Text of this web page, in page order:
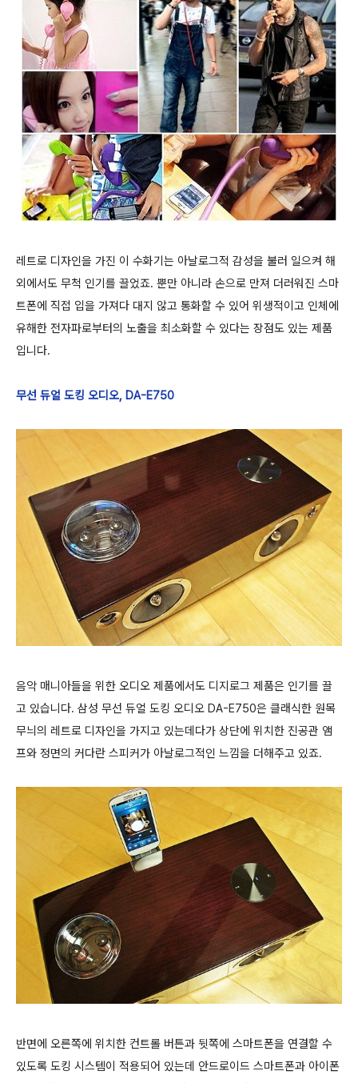
레트로 디자인을 가진 이 수화기는 아날로그적 감성을 불러 일으켜 해
외에서도 무척 인기를 끌었죠. 뿐만 아니라 손으로 만져 더러워진 스마
트폰에 직접 입을 가져다 대지 않고 통화할 수 있어 위생적이고 인체에
유해한 전자파로부터의 노출을 최소화할 수 있다는 장점도 있는 제품
입니다.
무선 듀얼 도킹 오디오, DA-E750
음악 매니아들을 위한 오디오 제품에서도 디지로그 제품은 인기를 끌
고 있습니다. 삼성 무선 듀얼 도킹 오디오 DA-E750은 클래식한 원목
무늬의 레트로 디자인을 가지고 있는데다가 상단에 위치한 진공관 앰
프와 정면의 커다란 스피커가 아날로그적인 느낌을 더해주고 있죠.
반면에 오른쪽에 위치한 컨트롤 버튼과 뒷쪽에 스마트폰을 연결할 수
있도록 도킹 시스템이 적용되어 있는데 안드로이드 스마트폰과 아이폰